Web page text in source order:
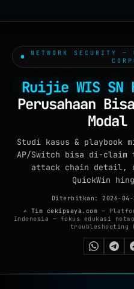
TOOLS ONLINE
ARTIKEL
WALLPAPER
NETWORK SECURITY —
Ruijie WIS SN
Perusahaan
Studi kasus & playbook
AP/Switch bisa di-claim
attack chain detail,
QuickWin
Diterbitkan: 2026-04-
✍ Tim cekipsaya.com —
Indonesia — fokus edukasi
troubleshooting